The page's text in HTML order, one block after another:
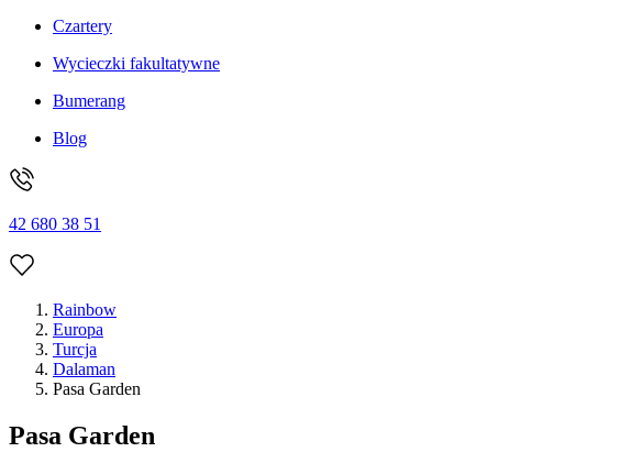
Czartery
Wycieczki fakultatywne
Bumerang
Blog
42 680 38 51
Rainbow
Europa
Turcja
Dalaman
Pasa Garden
Pasa Garden